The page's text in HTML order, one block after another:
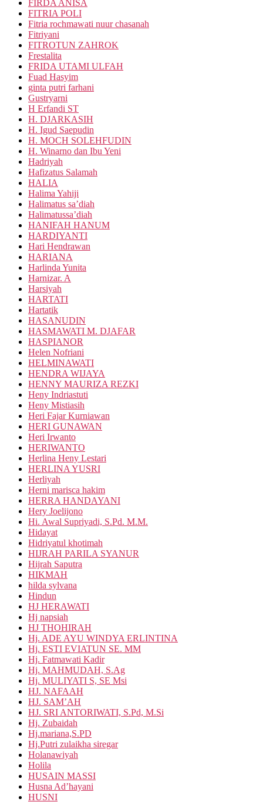
FIRDA ANISA
FITRIA POLI
Fitria rochmawati nuur chasanah
Fitriyani
FITROTUN ZAHROK
Frestalita
FRIDA UTAMI ULFAH
Fuad Hasyim
ginta putri farhani
Gustryarni
H Erfandi ST
H. DJARKASIH
H. Igud Saepudin
H. MOCH SOLEHFUDIN
H. Winarno dan Ibu Yeni
Hadriyah
Hafizatus Salamah
HALIA
Halima Yahiji
Halimatus sa’diah
Halimatussa’diah
HANIFAH HANUM
HARDIYANTI
Hari Hendrawan
HARIANA
Harlinda Yunita
Harnizar. A
Harsiyah
HARTATI
Hartatik
HASANUDIN
HASMAWATI M. DJAFAR
HASPIANOR
Helen Nofriani
HELMINAWATI
HENDRA WIJAYA
HENNY MAURIZA REZKI
Heny Indriastuti
Heny Mistiasih
Heri Fajar Kurniawan
HERI GUNAWAN
Heri Irwanto
HERIWANTO
Herlina Heny Lestari
HERLINA YUSRI
Herliyah
Herni marisca hakim
HERRA HANDAYANI
Hery Joelijono
Hi. Awal Supriyadi, S.Pd. M.M.
Hidayat
Hidriyatul khotimah
HIJRAH PARILA SYANUR
Hijrah Saputra
HIKMAH
hilda sylvana
Hindun
HJ HERAWATI
Hj napsiah
HJ THOHIRAH
Hj. ADE AYU WINDYA ERLINTINA
Hj. ESTI EVIATUN SE. MM
Hj. Fatmawati Kadir
Hj. MAHMUDAH, S.Ag
Hj. MULIYATI S, SE Msi
HJ. NAFAAH
HJ. SAM’AH
HJ. SRI ANTORIWATI, S.Pd, M.Si
Hj. Zubaidah
Hj.mariana,S.PD
Hj.Putri zulaikha siregar
Holanawiyah
Holila
HUSAIN MASSI
Husna Ad’hayani
HUSNI